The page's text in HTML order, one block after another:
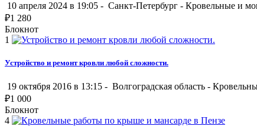
10 апреля 2024 в 19:05 - Санкт-Петербург - Кровельные и
₽1 280
Блокнот
1
Устройство и ремонт кровли любой сложности.
19 октября 2016 в 13:15 - Волгоградская область -
₽1 000
Блокнот
4